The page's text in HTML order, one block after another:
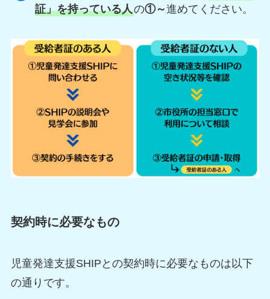
証」を持っている人の①～進めてください。
契約時に必要なもの
児童発達支援SHIPとの契約時に必要なものは以下
の通りです。